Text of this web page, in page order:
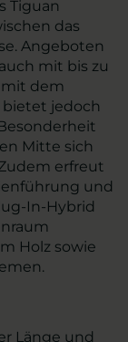
Tiguan
das
Angeboten
mit bis zu
mit dem
bietet jedoch
Mitte sich
erfreut
und
In-Hybrid
Holz sowie
Länge und